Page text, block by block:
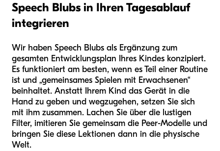
Speech Blubs in Ihren Tagesablauf
integrieren
Wir haben Speech Blubs als Ergänzung zum
gesamten Entwicklungsplan Ihres Kindes konzipiert.
Es funktioniert am besten, wenn es Teil einer Routine
ist und „gemeinsames Spielen mit Erwachsenen“
beinhaltet. Anstatt Ihrem Kind das Gerät in die
Hand zu geben und wegzugehen, setzen Sie sich
mit ihm zusammen. Lachen Sie über die lustigen
Filter, imitieren Sie gemeinsam die Peer-Modelle und
bringen Sie diese Lektionen dann in die physische
Welt.